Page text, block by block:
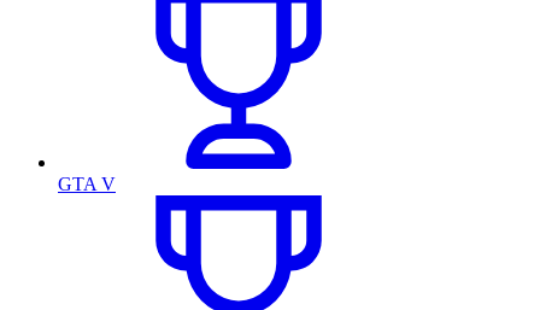
GTA V